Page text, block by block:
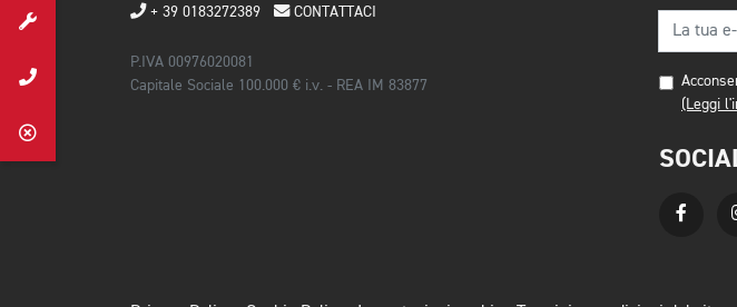
+ 39 0183272389 CONTATTACI
P.IVA 00976020081
Capitale Sociale 100.000 € i.v. - REA IM 83877
(Leggi